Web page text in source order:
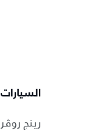
السيارات
رينج روڤر